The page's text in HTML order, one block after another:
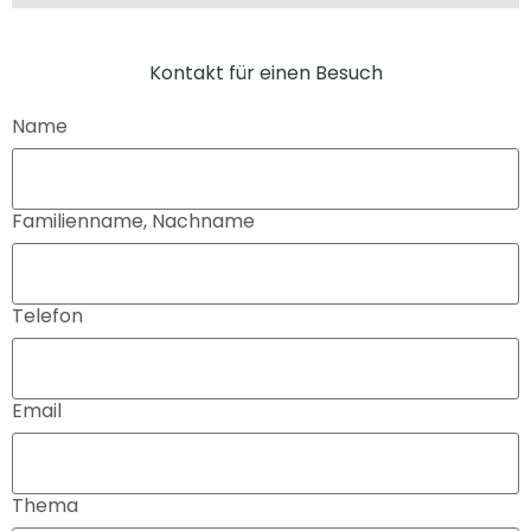
Kontakt für einen Besuch
Name
Familienname, Nachname
Telefon
Email
Thema